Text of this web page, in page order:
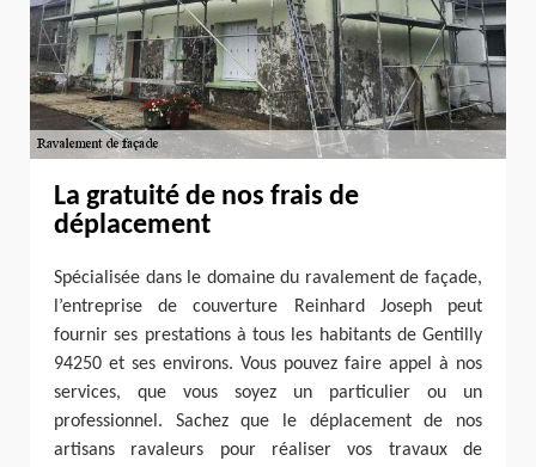
La gratuité de nos frais de
déplacement
Spécialisée dans le domaine du ravalement de façade,
l’entreprise de couverture Reinhard Joseph peut
fournir ses prestations à tous les habitants de Gentilly
94250 et ses environs. Vous pouvez faire appel à nos
services, que vous soyez un particulier ou un
professionnel. Sachez que le déplacement de nos
artisans ravaleurs pour réaliser vos travaux de